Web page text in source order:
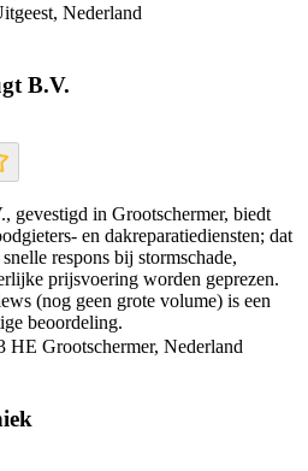
Nederland
B.V.
gevestigd in Grootschermer, biedt
en dakreparatiediensten; dat
respons bij stormschade,
prijsvoering worden geprezen.
(nog geen grote volume) is een
beoordeling.
HE Grootschermer, Nederland